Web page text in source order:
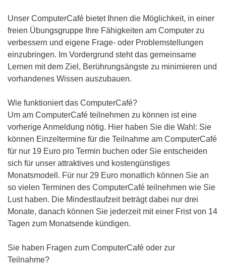
Unser ComputerCafé bietet Ihnen die Möglichkeit, in einer
freien Übungsgruppe Ihre Fähigkeiten am Computer zu
verbessern und eigene Frage- oder Problemstellungen
einzubringen. Im Vordergrund steht das gemeinsame
Lernen mit dem Ziel, Berührungsängste zu minimieren und
vorhandenes Wissen auszubauen.
Wie funktioniert das ComputerCafé?
Um am ComputerCafé teilnehmen zu können ist eine
vorherige Anmeldung nötig. Hier haben Sie die Wahl: Sie
können Einzeltermine für die Teilnahme am ComputerCafé
für nur 19 Euro pro Termin buchen oder Sie entscheiden
sich für unser attraktives und kostengünstiges
Monatsmodell. Für nur 29 Euro monatlich können Sie an
so vielen Terminen des ComputerCafé teilnehmen wie Sie
Lust haben. Die Mindestlaufzeit beträgt dabei nur drei
Monate, danach können Sie jederzeit mit einer Frist von 14
Tagen zum Monatsende kündigen.
Sie haben Fragen zum ComputerCafé oder zur
Teilnahme?